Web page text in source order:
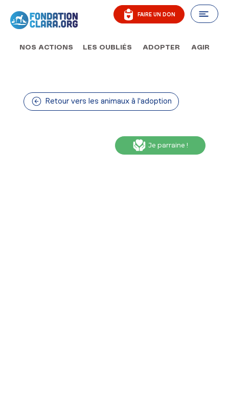
NOS ACTIONS LES OUBLIÉS ADOPTER AGIR
FAIRE UN DON
Retour vers les animaux à l'adoption
Je parraine !